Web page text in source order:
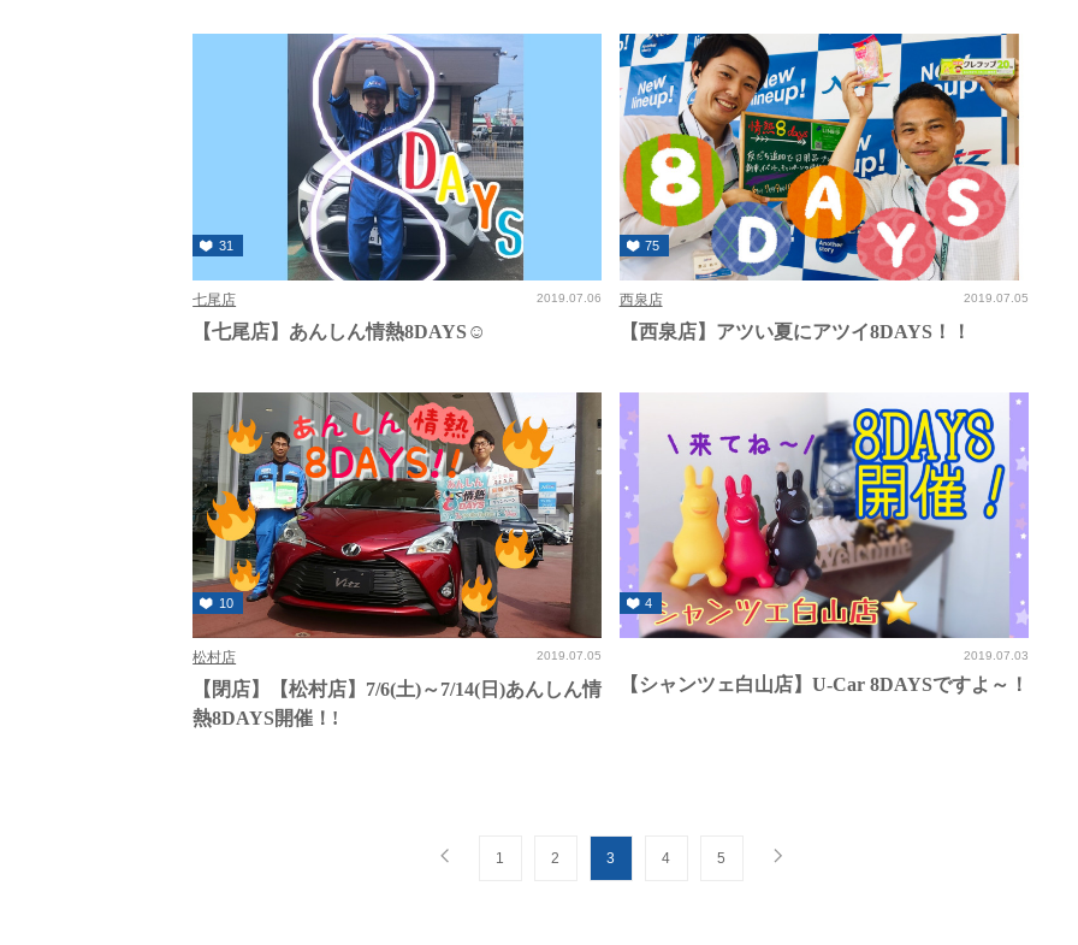
31
七尾店 2019.07.06
【七尾店】あんしん情熱8DAYS☺
75
西泉店 2019.07.05
【西泉店】アツい夏にアツイ8DAYS！！
10
松村店 2019.07.05
【閉店】【松村店】7/6(土)～7/14(日)あんしん情
熱8DAYS開催！!
4
2019.07.03
【シャンツェ白山店】U-Car 8DAYSですよ～！
1 2 3 4 5